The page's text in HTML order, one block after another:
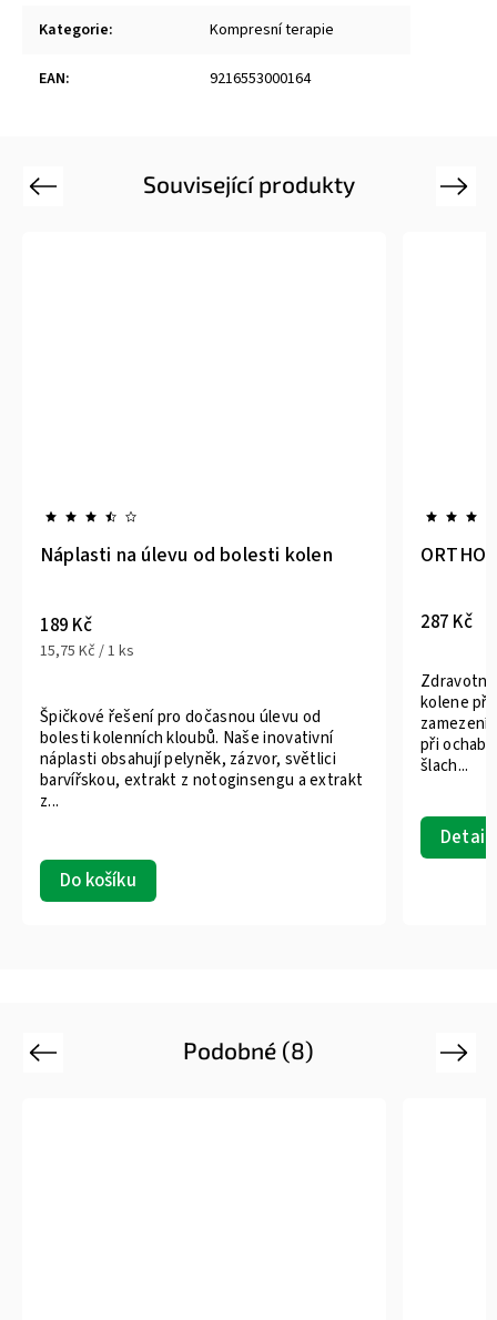
Kategorie: Kompresní terapie
EAN: 9216553000164
Související produkty
Previous
Náplasti na úlevu od bolesti kolen
189 Kč
15,75 Kč / 1 ks
Do košíku
Špičkové řešení pro dočasnou úlevu od
bolesti kolenních kloubů. Naše inovativní
náplasti obsahují pelyněk, zázvor, světlici
barvířskou, extrakt z notoginsengu a extrakt
z...
ORTHO
287 Kč
Detail
kolene při
zamezení
při
šlach...
Next
Podobné (8)
Previous Next